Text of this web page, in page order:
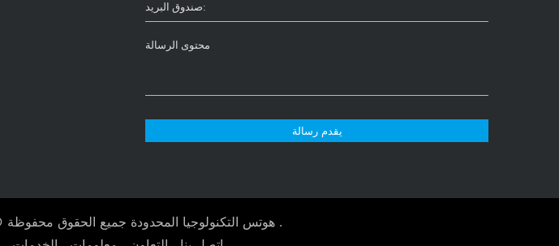
يقدم رسالة
© هوتس التكنولوجيا المحدودة جميع الحقوق محفوظة .